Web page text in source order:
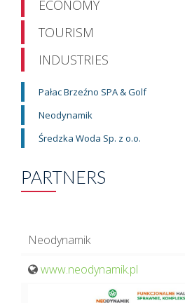
ECONOMY
TOURISM
INDUSTRIES
Pałac Brzeźno SPA & Golf
Neodynamik
Średzka Woda Sp. z o.o.
PARTNERS
Neodynamik
www.neodynamik.pl